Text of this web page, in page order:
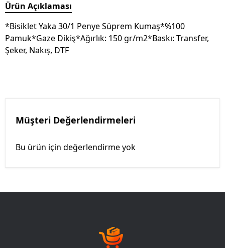
Ürün Açıklaması
*Bisiklet Yaka 30/1 Penye Süprem Kumaş*%100
Pamuk*Gaze Dikiş*Ağırlık: 150 gr/m2*Baskı: Transfer,
Şeker, Nakış, DTF
Müşteri Değerlendirmeleri
Bu ürün için değerlendirme yok